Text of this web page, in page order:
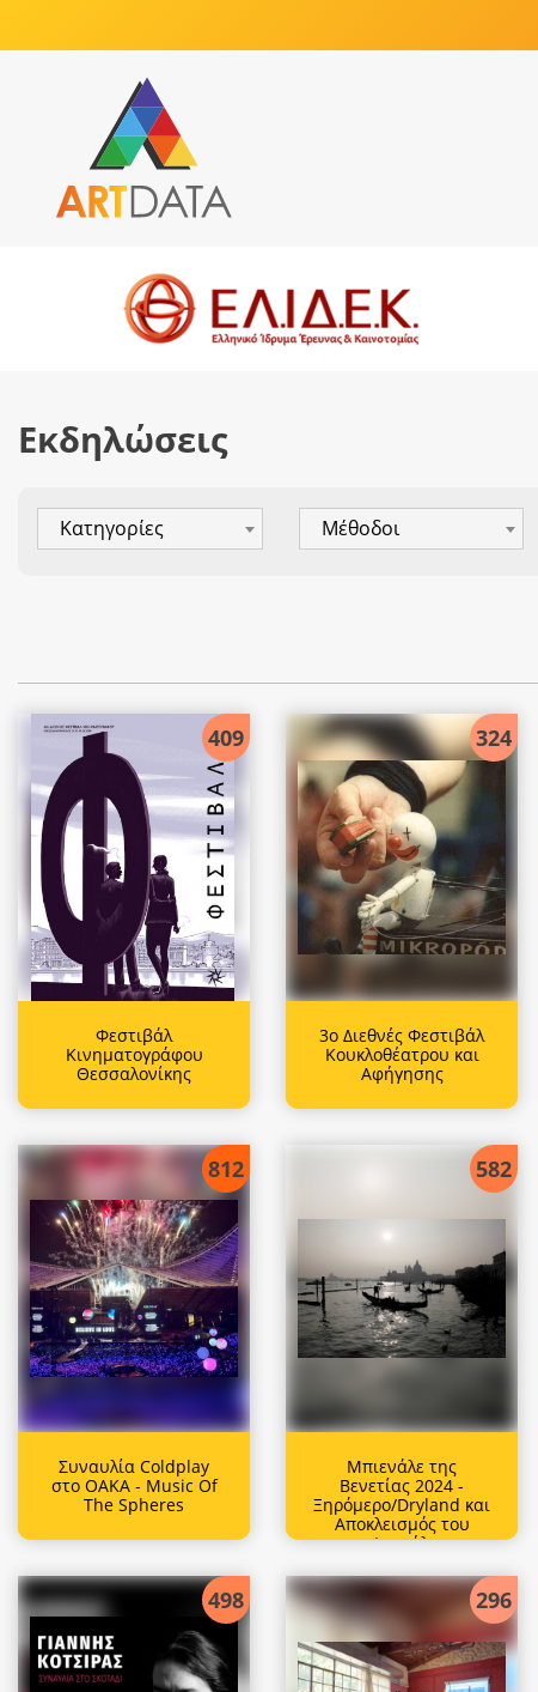
Εκδηλώσεις
Κατηγορίες Μέθοδοι
409
Φεστιβάλ
Κινηματογράφου
Θεσσαλονίκης
324
3ο Διεθνές Φεστιβάλ
Κουκλοθέατρου και
Αφήγησης
812
Συναυλία Coldplay
στο ΟΑΚΑ - Music Of
The Spheres
582
Μπιενάλε της
Βενετίας 2024 -
Ξηρόμερο/Dryland και
Αποκλεισμός του
Ισραήλ
498 296